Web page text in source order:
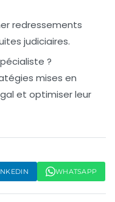
redressements
judiciaires.
?
mises en
et optimiser leur
WHATSAPP